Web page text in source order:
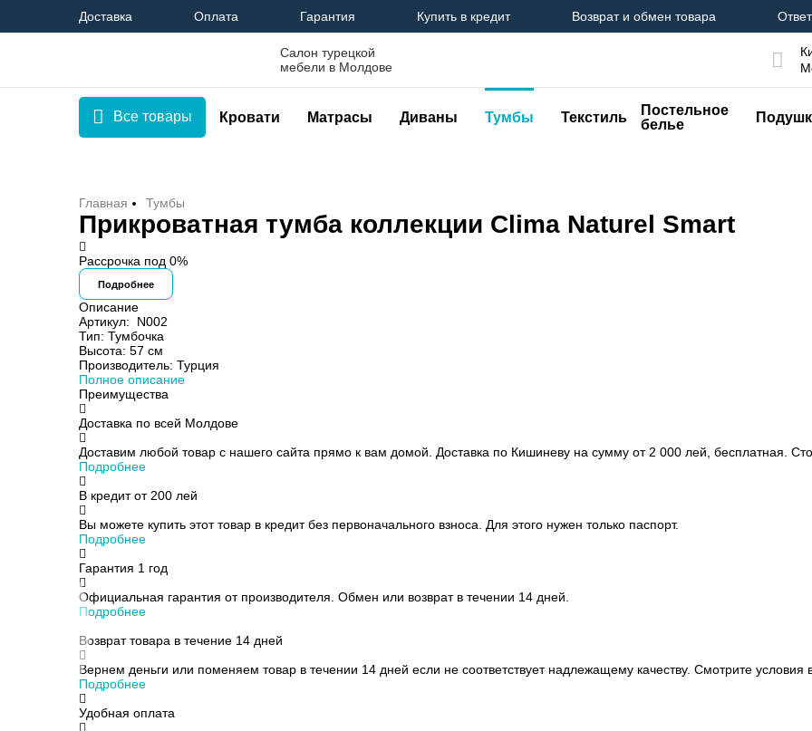
Доставка Оплата Гарантия Купить в кредит Возврат и обмен товара
Салон турецкой
мебели в Молдове
Все товары Кровати Матрасы Диваны Тумбы Текстиль
Постельное
белье
Главная Тумбы
Прикроватная тумба коллекции Clima Naturel Smart
Рассрочка под 0%
Подробнее
Описание
Артикул: N002
Тип: Тумбочка
Высота: 57 см
Производитель: Турция
Полное описание
Преимущества
Доставка по всей Молдове
Доставим любой товар с нашего сайта прямо к вам домой. Доставка по Кишиневу на сумму от 2 000 лей, бесплатная.
Подробнее
В кредит от 200 лей
Вы можете купить этот товар в кредит без первоначального взноса. Для этого нужен только паспорт.
Подробнее
Гарантия 1 год
Официальная гарантия от производителя. Обмен или возврат в течении 14 дней.
Подробнее
Возврат товара в течение 14 дней
Вернем деньги или поменяем товар в течении 14 дней если не соответствует надлежащему качеству. Смотрите условия
Подробнее
Удобная оплата